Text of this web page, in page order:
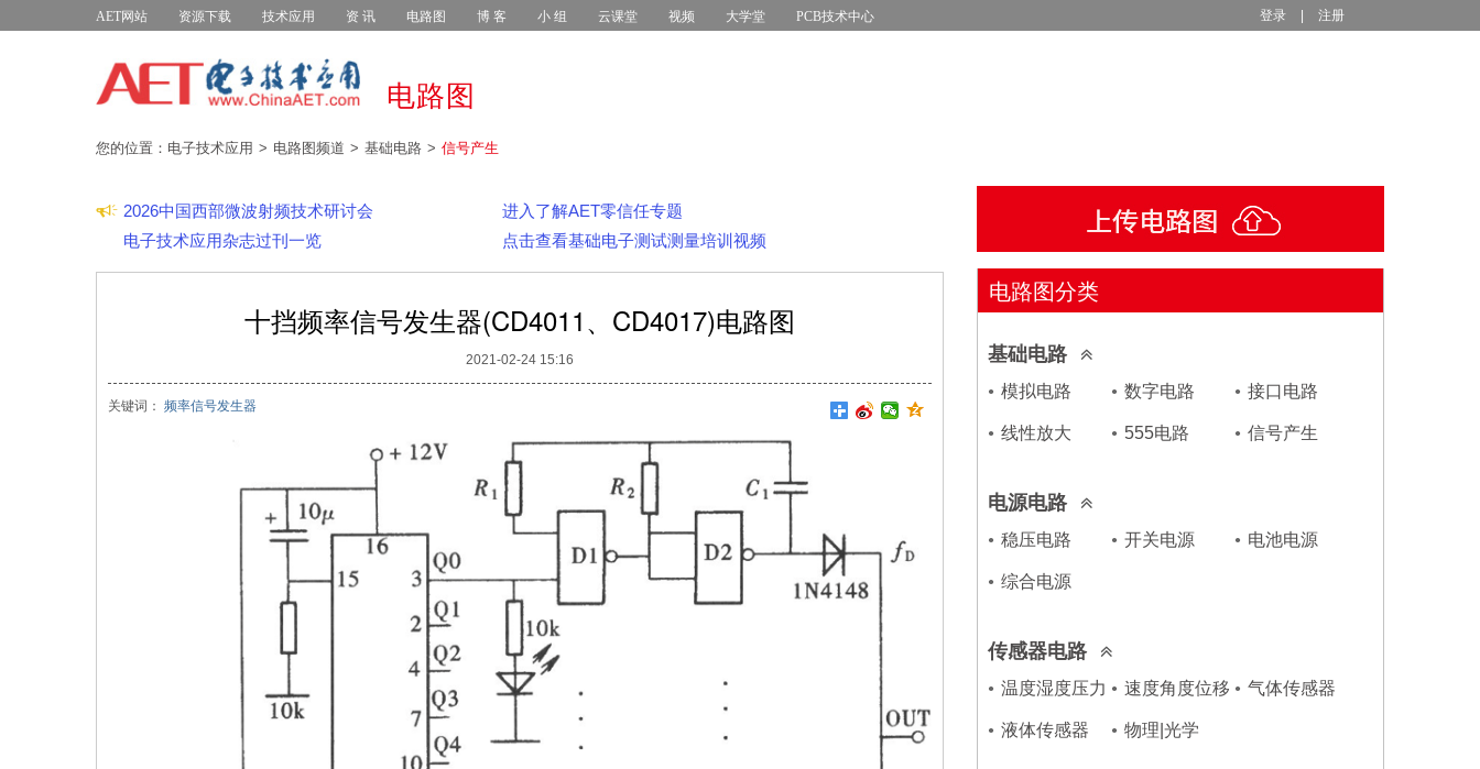
AET网站 资源下载 技术应用 资 讯 电路图 博 客 小 组 云课堂 视频 大学堂 PCB技术中心 登录 注册
电路图
您的位置：电子技术应用 电路图频道 基础电路 信号产生
2026中国西部微波射频技术研讨会
进入了解AET零信任专题
电子技术应用杂志过刊一览
点击查看基础电子测试测量培训视频
十挡频率信号发生器(CD4011、CD4017)电路图
2021-02-24 15:16
关键词： 频率信号发生器
电路图分类
基础电路
模拟电路 数字电路 接口电路
线性放大 555电路 信号产生
电源电路
稳压电路 开关电源 电池电源
综合电源
传感器电路
温度湿度压力 速度角度位移 气体传感器
液体传感器 物理|光学